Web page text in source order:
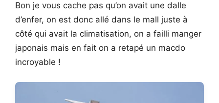
Bon je vous cache pas qu’on avait une dalle
d’enfer, on est donc allé dans le mall juste à
côté qui avait la climatisation, on a failli manger
japonais mais en fait on a retapé un macdo
incroyable !